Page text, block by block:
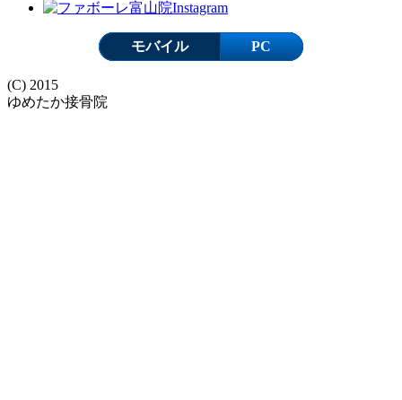
モバイル PC
(C) 2015
ゆめたか接骨院